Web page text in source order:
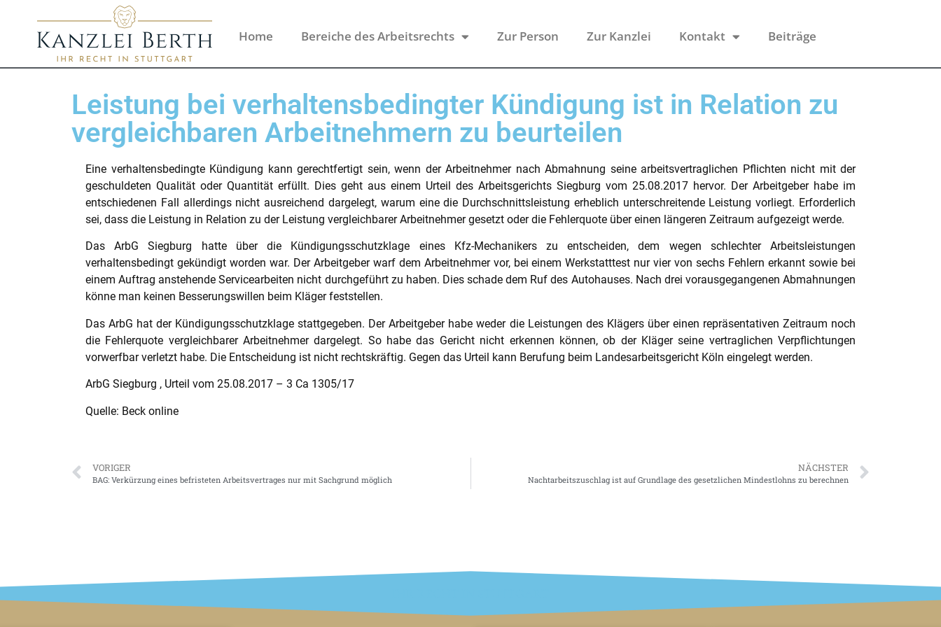
Home Bereiche des Arbeitsrechts Zur Person Zur Kanzlei Kontakt Beiträge
Leistung bei verhaltensbedingter Kündigung ist in Relation zu
vergleichbaren Arbeitnehmern zu beurteilen
Eine verhaltensbedingte Kündigung kann gerechtfertigt sein, wenn der Arbeitnehmer nach Abmahnung seine arbeitsvertraglichen Pflichten nicht mit der
geschuldeten Qualität oder Quantität erfüllt. Dies geht aus einem Urteil des Arbeitsgerichts Siegburg vom 25.08.2017 hervor. Der Arbeitgeber habe im
entschiedenen Fall allerdings nicht ausreichend dargelegt, warum eine die Durchschnittsleistung erheblich unterschreitende Leistung vorliegt. Erforderlich
sei, dass die Leistung in Relation zu der Leistung vergleichbarer Arbeitnehmer gesetzt oder die Fehlerquote über einen längeren Zeitraum aufgezeigt werde.
Das ArbG Siegburg hatte über die Kündigungsschutzklage eines Kfz-Mechanikers zu entscheiden, dem wegen schlechter Arbeitsleistungen
verhaltensbedingt gekündigt worden war. Der Arbeitgeber warf dem Arbeitnehmer vor, bei einem Werkstatttest nur vier von sechs Fehlern erkannt sowie bei
einem Auftrag anstehende Servicearbeiten nicht durchgeführt zu haben. Dies schade dem Ruf des Autohauses. Nach drei vorausgegangenen Abmahnungen
könne man keinen Besserungswillen beim Kläger feststellen.
Das ArbG hat der Kündigungsschutzklage stattgegeben. Der Arbeitgeber habe weder die Leistungen des Klägers über einen repräsentativen Zeitraum noch
die Fehlerquote vergleichbarer Arbeitnehmer dargelegt. So habe das Gericht nicht erkennen können, ob der Kläger seine vertraglichen Verpflichtungen
vorwerfbar verletzt habe. Die Entscheidung ist nicht rechtskräftig. Gegen das Urteil kann Berufung beim Landesarbeitsgericht Köln eingelegt werden.
ArbG Siegburg , Urteil vom 25.08.2017 – 3 Ca 1305/17
Quelle: Beck online
VORIGER
BAG: Verkürzung eines befristeten Arbeitsvertrages nur mit Sachgrund möglich
NÄCHSTER
Nachtarbeitszuschlag ist auf Grundlage des gesetzlichen Mindestlohns zu berechnen